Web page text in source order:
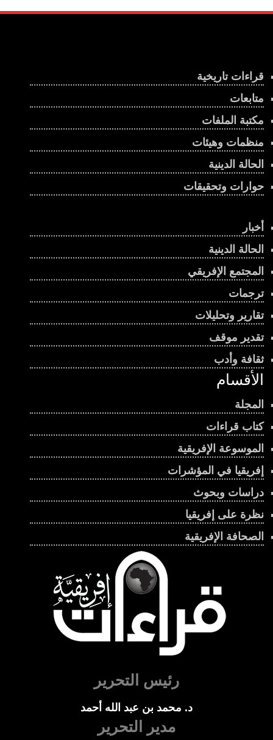
قراءات تاريخية
متابعات
مكتبة الملفات
منظمات وهيئات
الحالة الدينية
حوارات وتحقيقات
أخبار
الحالة الدينية
المجتمع الإفريقي
ترجمات
تقارير وتحليلات
تقدير موقف
ثقافة وأدب
الأقسام
المجلة
كتاب قراءات
الموسوعة الإفريقية
إفريقيا في المؤشرات
دراسات وبحوث
نظرة على إفريقيا
الصحافة الإفريقية
رئيس التحرير
د. محمد بن عبد الله أحمد
مدير التحرير